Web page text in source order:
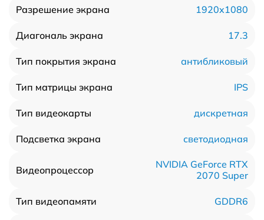
Разрешение экрана 1920x1080
Диагональ экрана 17.3
Тип покрытия экрана антибликовый
Тип матрицы экрана IPS
Тип видеокарты дискретная
Подсветка экрана светодиодная
Видеопроцессор
NVIDIA GeForce RTX
2070 Super
Тип видеопамяти GDDR6